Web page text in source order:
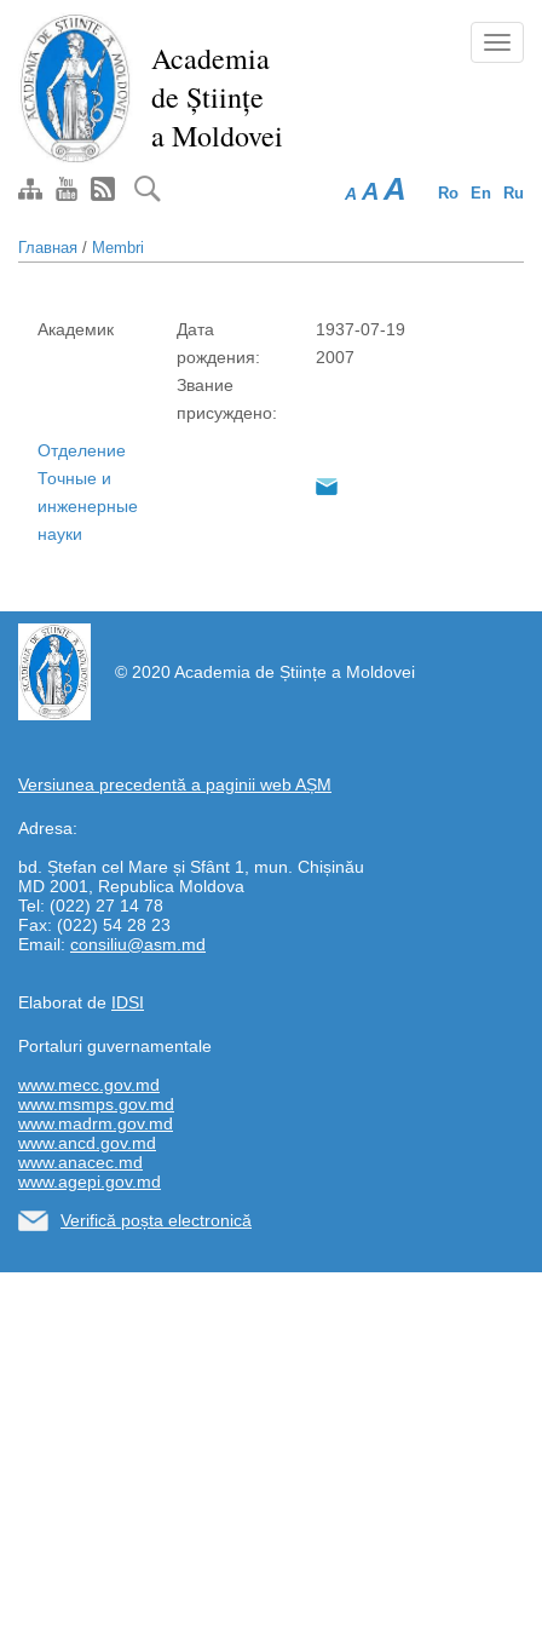
Перейти
основному
содержанию
Academia
de Științe
a Moldovei
Ro En Ru
A A A
Главная / Membri
Академик
Дата
рождения:
Звание
присуждено:
1937-07-19
2007
Отделение
Точные и
инженерные
науки
© 2020 Academia de Științe a Moldovei
Versiunea precedentă a paginii web AȘM
Adresa:
bd. Ștefan cel Mare și Sfânt 1, mun. Chișinău
MD 2001, Republica Moldova
Tel: (022) 27 14 78
Fax: (022) 54 28 23
Email: consiliu@asm.md
Elaborat de IDSI
https://propletenie.ru/
Portaluri guvernamentale
www.mecc.gov.md
www.msmps.gov.md
www.madrm.gov.md
www.ancd.gov.md
www.anacec.md
www.agepi.gov.md
Verifică poșta electronică